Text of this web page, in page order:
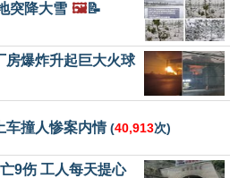
突降大雪 🖼️📝
房爆炸升起巨大火球
车撞人惨案内情(40,913次)
9伤 工人每天提心